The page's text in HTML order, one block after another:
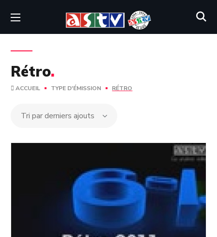
Rétro.
ACCUEIL TYPE D'ÉMISSION RÉTRO